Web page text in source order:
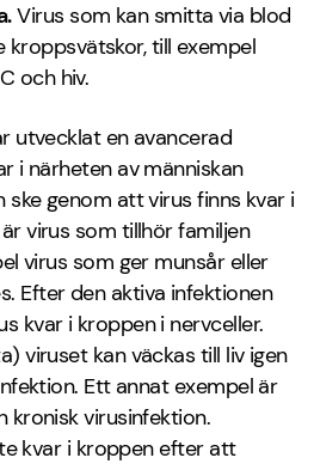
Virus som kan smitta via blod
till exempel
och hiv.
utvecklat en avancerad
i närheten av människan
ske genom att virus finns kvar i
virus som tillhör familjen
virus som ger munsår eller
Efter den aktiva infektionen
kvar i kroppen i nervceller.
viruset kan väckas till liv igen
Ett annat exempel är
kronisk virusinfektion.
kvar i kroppen efter att